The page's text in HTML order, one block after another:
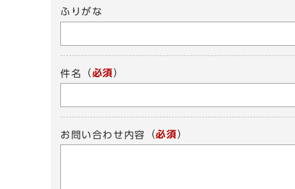
ふりがな
件名 （必須）
お問い合わせ内容 （必須）